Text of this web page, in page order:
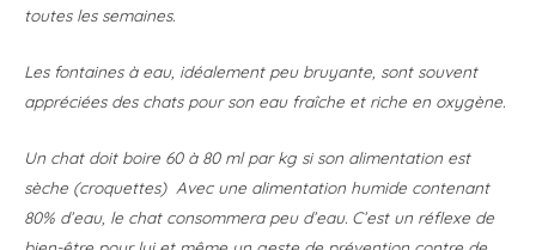
toutes les semaines.
Les fontaines à eau, idéalement peu bruyante, sont souvent
appréciées des chats pour son eau fraîche et riche en oxygène.
Un chat doit boire 60 à 80 ml par kg si son alimentation est
sèche (croquettes) Avec une alimentation humide contenant
80% d’eau, le chat consommera peu d’eau. C’est un réflexe de